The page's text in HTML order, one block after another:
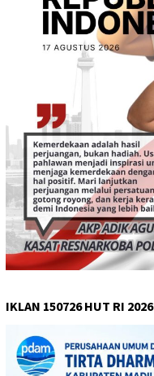
IKLAN 150726 HUT RI 2026